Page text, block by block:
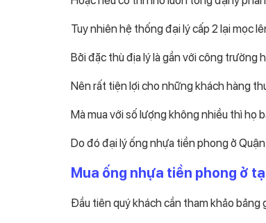
Tuy nhiên hệ thống đại lý cấp 2 lại mọc
Bởi đặc thù địa lý là gần với công trường
Nên rất tiện lợi cho những khách hàng
Mà mua với số lượng không nhiều thì họ
Do đó đại lý ống nhựa tiền phong ở
Mua ống nhựa tiền phong ở
Đầu tiên quý khách cần tham khảo bảng